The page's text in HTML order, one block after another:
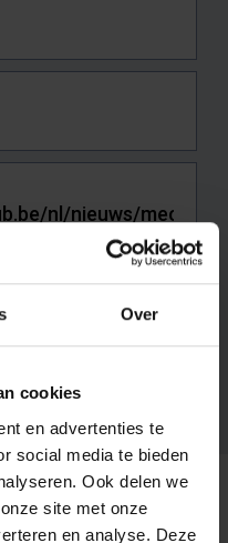
Over
cookies
en advertenties te
social media te bieden
Ook delen we
site met onze
en analyse. Deze
waar je de fout zag.